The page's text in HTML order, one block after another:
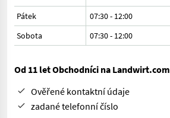
Pátek
07:30 - 12:00
Sobota
07:30- 12:00
Od 11 let Obchodníci na Landwirt.com
Ověřené kontaktní údaje
zadané telefonní číslo